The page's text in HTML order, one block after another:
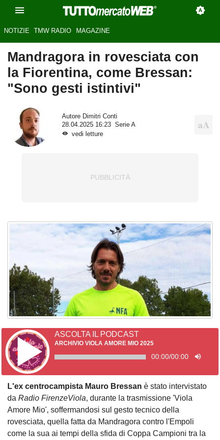
NOTIZIE TMW RADIO MAGAZINE
Mandragora in rovesciata con
la Fiorentina, come Bressan:
"Sono gesti istintivi"
Autore Dimitri Conti
28.04.2025 16:23
Serie A
vedi letture
ASCOLTA IL PODCAST
ARCHIVIO VIOLA AMORE MIO 2025
00:00/00:00
L'ex centrocampista Mauro Bressan è stato intervistato
da Radio FirenzeViola, durante la trasmissione 'Viola
Amore Mio', soffermandosi sul gesto tecnico della
rovesciata, quella fatta da Mandragora contro l'Empoli
come la sua ai tempi della sfida di Coppa Campioni tra la